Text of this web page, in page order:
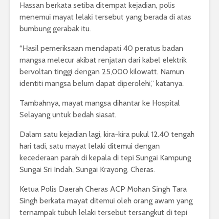
Hassan berkata setiba ditempat kejadian, polis
menemui mayat lelaki tersebut yang berada di atas
bumbung gerabak itu.
“Hasil pemeriksaan mendapati 40 peratus badan
mangsa melecur akibat renjatan dari kabel elektrik
bervoltan tinggi dengan 25,000 kilowatt. Namun
identiti mangsa belum dapat diperolehi,” katanya.
Tambahnya, mayat mangsa dihantar ke Hospital
Selayang untuk bedah siasat.
Dalam satu kejadian lagi, kira-kira pukul 12.40 tengah
hari tadi, satu mayat lelaki ditemui dengan
kecederaan parah di kepala di tepi Sungai Kampung
Sungai Sri Indah, Sungai Krayong, Cheras.
Ketua Polis Daerah Cheras ACP Mohan Singh Tara
Singh berkata mayat ditemui oleh orang awam yang
ternampak tubuh lelaki tersebut tersangkut di tepi